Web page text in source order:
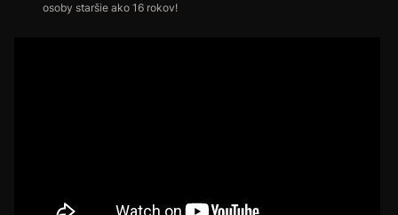
osoby staršie ako 16 rokov!